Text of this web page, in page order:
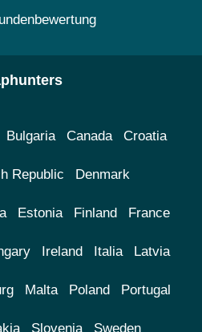
Bulgaria Canada Croatia
Republic Denmark
Estonia Finland France
Ireland Italia Latvia
Malta Poland Portugal
Slovenia Sweden